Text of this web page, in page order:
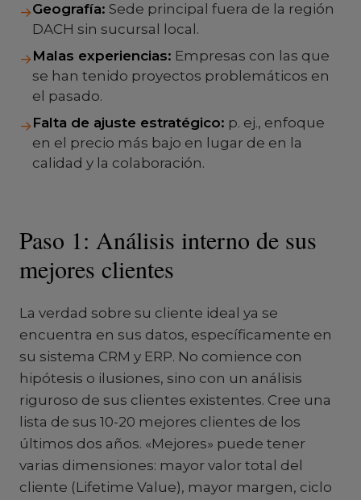
→Geografía: Sede principal fuera de la región
DACH sin sucursal local.
→Malas experiencias: Empresas con las que
se han tenido proyectos problemáticos en
el pasado.
→Falta de ajuste estratégico: p. ej., enfoque
en el precio más bajo en lugar de en la
calidad y la colaboración.
Paso 1: Análisis interno de sus
mejores clientes
La verdad sobre su cliente ideal ya se
encuentra en sus datos, específicamente en
su sistema CRM y ERP. No comience con
hipótesis o ilusiones, sino con un análisis
riguroso de sus clientes existentes. Cree una
lista de sus 10-20 mejores clientes de los
últimos dos años. «Mejores» puede tener
varias dimensiones: mayor valor total del
cliente (Lifetime Value), mayor margen, ciclo